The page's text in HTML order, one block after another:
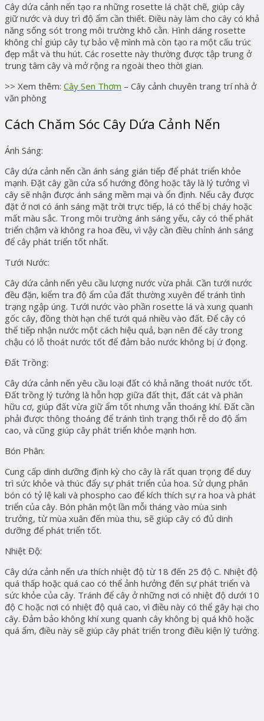
Cây dứa cảnh nến tạo ra những rosette lá chặt chẽ, giúp cây
giữ nước và duy trì độ ẩm cần thiết. Điều này làm cho cây có khả
năng sống sót trong môi trường khô cằn. Hình dáng rosette
không chỉ giúp cây tự bảo vệ mình mà còn tạo ra một cấu trúc
đẹp mắt và thu hút. Các rosette này thường được tập trung ở
trung tâm cây và mở rộng ra ngoài theo thời gian.
>> Xem thêm: Cây Sen Thơm – Cây cảnh chuyên trang trí nhà ở
văn phòng
Cách Chăm Sóc Cây Dứa Cảnh Nến
Ánh Sáng:
Cây dứa cảnh nến cần ánh sáng gián tiếp để phát triển khỏe
mạnh. Đặt cây gần cửa sổ hướng đông hoặc tây là lý tưởng vì
cây sẽ nhận được ánh sáng mềm mại và ổn định. Nếu cây được
đặt ở nơi có ánh sáng mặt trời trực tiếp, lá có thể bị cháy hoặc
mất màu sắc. Trong môi trường ánh sáng yếu, cây có thể phát
triển chậm và không ra hoa đều, vì vậy cần điều chỉnh ánh sáng
để cây phát triển tốt nhất.
Tưới Nước:
Cây dứa cảnh nến yêu cầu lượng nước vừa phải. Cần tưới nước
đều đặn, kiểm tra độ ẩm của đất thường xuyên để tránh tình
trạng ngập úng. Tưới nước vào phần rosette lá và xung quanh
gốc cây, đồng thời hạn chế tưới quá nhiều vào đất. Để cây có
thể tiếp nhận nước một cách hiệu quả, bạn nên để cây trong
chậu có lỗ thoát nước tốt để đảm bảo nước không bị ứ đọng.
Đất Trồng:
Cây dứa cảnh nến yêu cầu loại đất có khả năng thoát nước tốt.
Đất trồng lý tưởng là hỗn hợp giữa đất thịt, đất cát và phân
hữu cơ, giúp đất vừa giữ ẩm tốt nhưng vẫn thoáng khí. Đất cần
phải được thông thoáng để tránh tình trạng thối rễ do độ ẩm
cao, và cũng giúp cây phát triển khỏe mạnh hơn.
Bón Phân:
Cung cấp dinh dưỡng định kỳ cho cây là rất quan trọng để duy
trì sức khỏe và thúc đẩy sự phát triển của hoa. Sử dụng phân
bón có tỷ lệ kali và phospho cao để kích thích sự ra hoa và phát
triển của cây. Bón phân một lần mỗi tháng vào mùa sinh
trưởng, từ mùa xuân đến mùa thu, sẽ giúp cây có đủ dinh
dưỡng để phát triển tốt.
Nhiệt Độ:
Cây dứa cảnh nến ưa thích nhiệt độ từ 18 đến 25 độ C. Nhiệt độ
quá thấp hoặc quá cao có thể ảnh hưởng đến sự phát triển và
sức khỏe của cây. Tránh để cây ở những nơi có nhiệt độ dưới 10
độ C hoặc nơi có nhiệt độ quá cao, vì điều này có thể gây hại cho
cây. Đảm bảo không khí xung quanh cây không bị quá khô hoặc
quá ẩm, điều này sẽ giúp cây phát triển trong điều kiện lý tưởng.